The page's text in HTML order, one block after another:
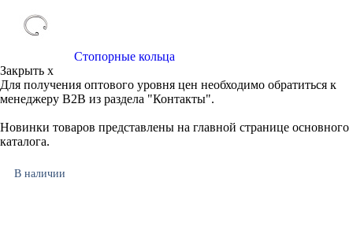
Стопорные кольца
Закрыть x
Для получения оптового уровня цен необходимо обратиться к
менеджеру B2B из раздела "Контакты".
Новинки товаров представлены на главной странице основного
каталога.
В наличии